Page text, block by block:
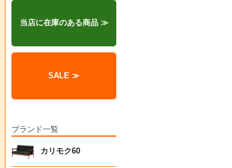
当店に在庫のある商品 ≫
SALE ≫
ブランド一覧
カリモク60